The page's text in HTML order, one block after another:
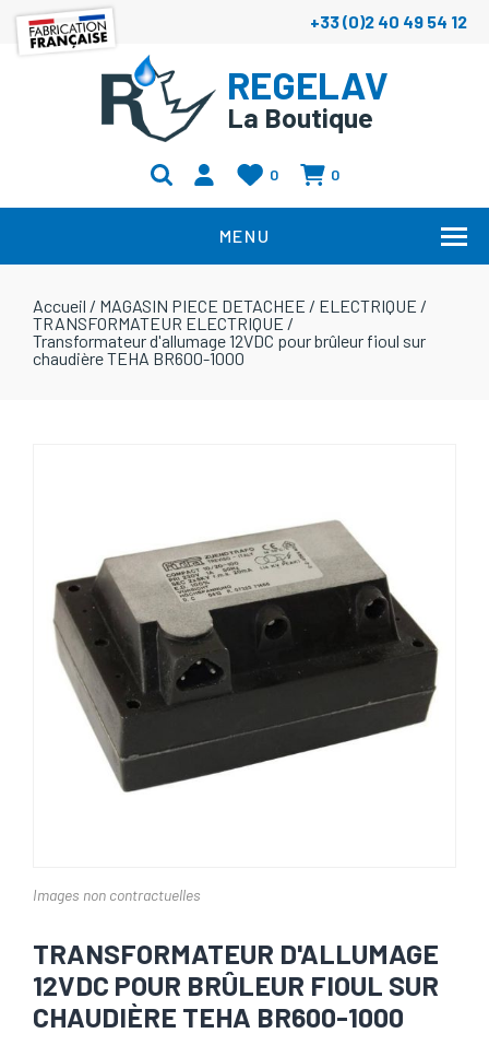
+33 (0)2 40 49 54 12
REGELAV
La Boutique
0 0
MENU
Accueil / MAGASIN PIECE DETACHEE / ELECTRIQUE /
TRANSFORMATEUR ELECTRIQUE /
Transformateur d'allumage 12VDC pour brûleur fioul sur
chaudière TEHA BR600-1000
Images non contractuelles
TRANSFORMATEUR D'ALLUMAGE
12VDC POUR BRÛLEUR FIOUL SUR
CHAUDIÈRE TEHA BR600-1000